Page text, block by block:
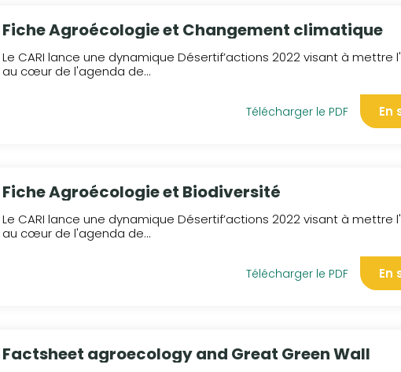
Fiche Agroécologie et Changement climatique
Le CARI lance une dynamique Désertif’actions 2022 visant à mettre
au cœur de l'agenda de...
Télécharger le PDF En
Fiche Agroécologie et Biodiversité
Le CARI lance une dynamique Désertif’actions 2022 visant à mettre
au cœur de l'agenda de...
Télécharger le PDF En
Factsheet agroecology and Great Green Wall